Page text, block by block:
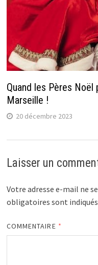
Quand les Pères Noël
Marseille !
20 décembre 2023
Laisser un
Votre adresse e-mail ne
obligatoires sont indiqués
COMMENTAIRE *